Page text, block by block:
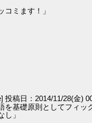
コミます！」
投稿日：2014/11/28(金)
を基礎原則としてフィッ
」